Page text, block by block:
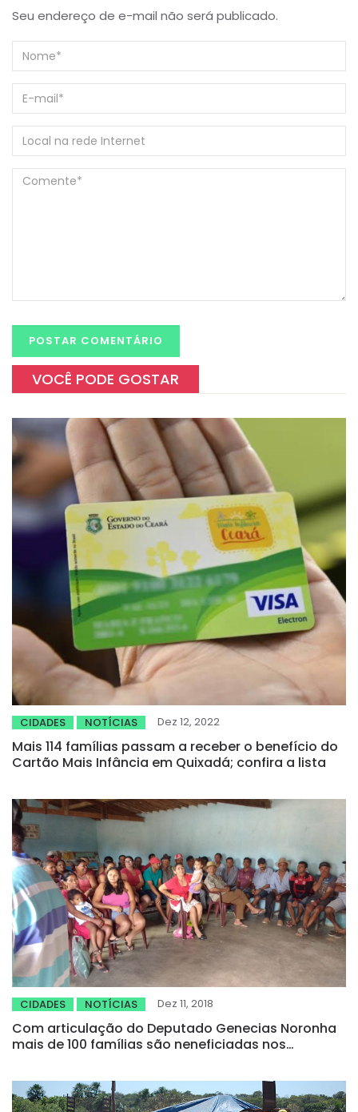
Seu endereço de e-mail não será publicado.
VOCÊ PODE GOSTAR
CIDADES NOTÍCIAS Dez 12, 2022
Mais 114 famílias passam a receber o benefício do
Cartão Mais Infância em Quixadá; confira a lista
CIDADES NOTÍCIAS Dez 11, 2018
Com articulação do Deputado Genecias Noronha
mais de 100 famílias são neneficiadas nos
recursos passam de 600 mil reais